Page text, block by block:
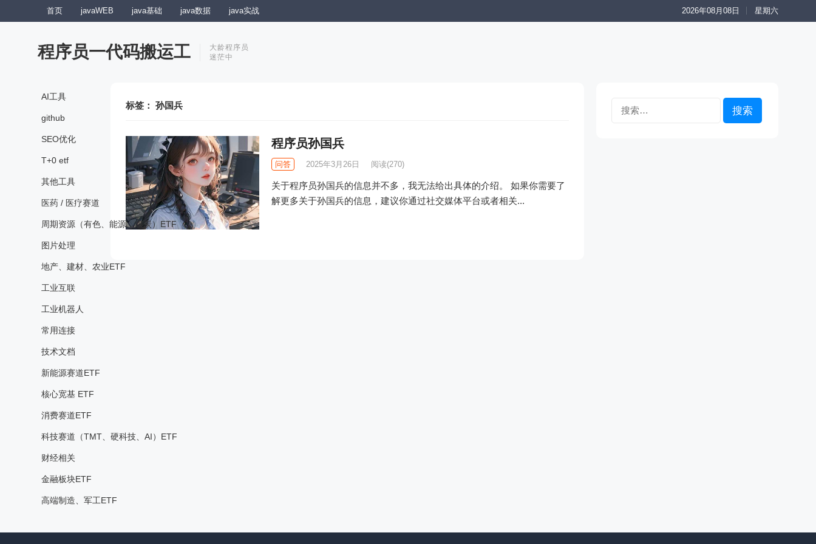
首页 javaWEB java基础 java数据 java实战 2026年08月08日 星期六
程序员一代码搬运工
大龄程序员
迷茫中
AI工具
github
SEO优化
T+0 etf
其他工具
医药 / 医疗赛道
周期资源（有色、能源、煤炭）ETF
图片处理
地产、建材、农业ETF
工业互联
工业机器人
常用连接
技术文档
新能源赛道ETF
核心宽基 ETF
消费赛道ETF
科技赛道（TMT、硬科技、AI）ETF
财经相关
金融板块ETF
高端制造、军工ETF
标签： 孙国兵
程序员孙国兵
问答 2025年3月26日 阅读(270)
关于程序员孙国兵的信息并不多，我无法给出具体的介绍。 如果你需要了
解更多关于孙国兵的信息，建议你通过社交媒体平台或者相关...